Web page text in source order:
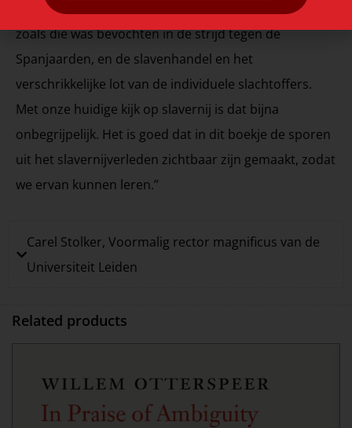
die de verbinding legde tussen onze eigen vrijheid,
zoals die was bevochten in de strijd tegen de
Spanjaarden, en de slavenhandel en het
verschrikkelijke lot van de individuele slachtoffers.
Met onze huidige kijk op slavernij is dat bijna
onbegrijpelijk. Het is goed dat in dit boekje de sporen
uit het slavernijverleden zichtbaar zijn gemaakt, zodat
we ervan kunnen leren.”
Carel Stolker, Voormalig rector magnificus van de
Universiteit Leiden
Related products